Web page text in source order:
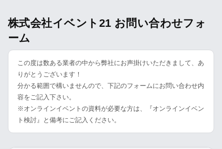
株式会社イベント21 お問い合わせフォ
ーム
この度は数ある業者の中から弊社にお声掛けいただきまして、あ
りがとうございます！
分かる範囲で構いませんので、下記のフォームにお問い合わせ内
容をご記入下さい。
※オンラインイベントの資料が必要な方は、『オンラインイベン
ト検討』と備考にご記入ください。